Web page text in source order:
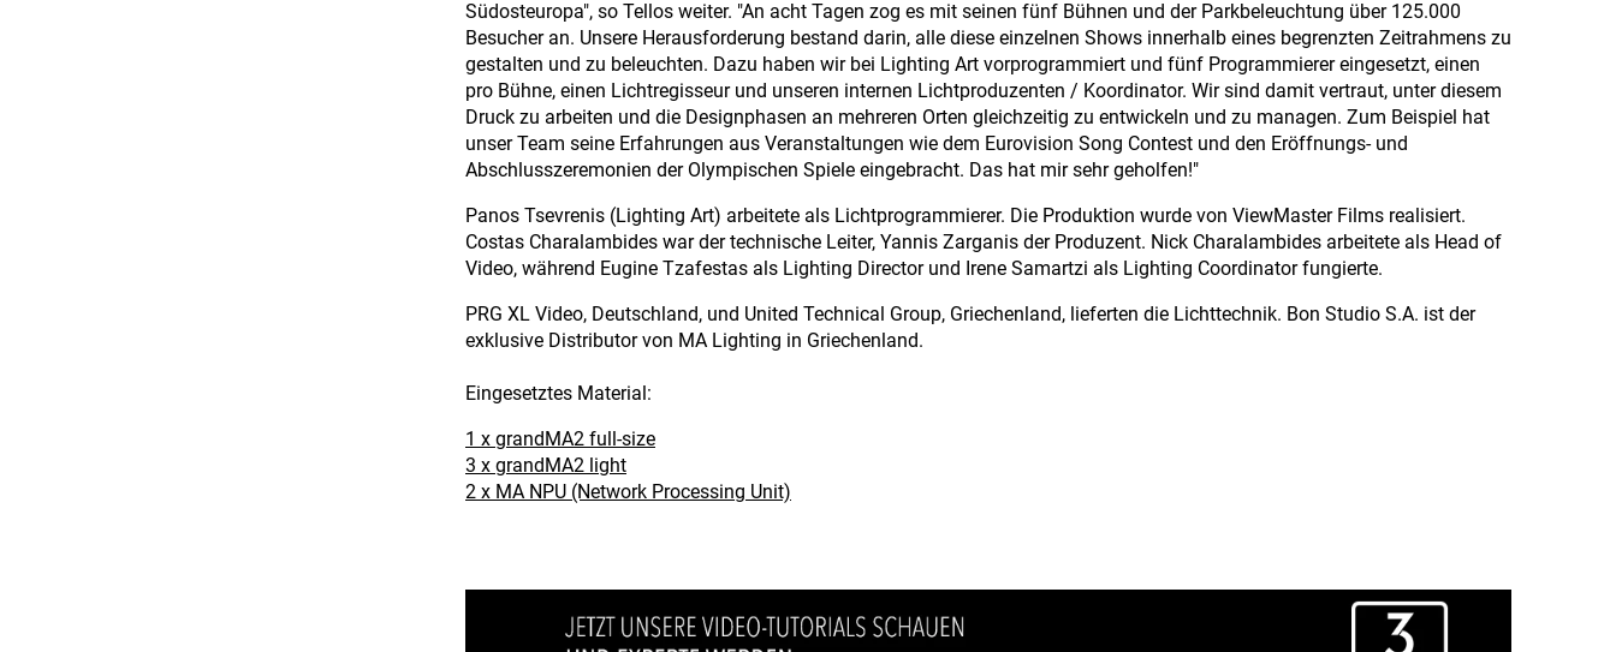
Südosteuropa", so Tellos weiter. "An acht Tagen zog es mit seinen fünf Bühnen und der Parkbeleuchtung über 125.000
Besucher an. Unsere Herausforderung bestand darin, alle diese einzelnen Shows innerhalb eines begrenzten Zeitrahmens zu
gestalten und zu beleuchten. Dazu haben wir bei Lighting Art vorprogrammiert und fünf Programmierer eingesetzt, einen
pro Bühne, einen Lichtregisseur und unseren internen Lichtproduzenten / Koordinator. Wir sind damit vertraut, unter diesem
Druck zu arbeiten und die Designphasen an mehreren Orten gleichzeitig zu entwickeln und zu managen. Zum Beispiel hat
unser Team seine Erfahrungen aus Veranstaltungen wie dem Eurovision Song Contest und den Eröffnungs- und
Abschlusszeremonien der Olympischen Spiele eingebracht. Das hat mir sehr geholfen!"
Panos Tsevrenis (Lighting Art) arbeitete als Lichtprogrammierer. Die Produktion wurde von ViewMaster Films realisiert.
Costas Charalambides war der technische Leiter, Yannis Zarganis der Produzent. Nick Charalambides arbeitete als Head of
Video, während Eugine Tzafestas als Lighting Director und Irene Samartzi als Lighting Coordinator fungierte.
PRG XL Video, Deutschland, und United Technical Group, Griechenland, lieferten die Lichttechnik. Bon Studio S.A. ist der
exklusive Distributor von MA Lighting in Griechenland.
Eingesetztes Material:
1 x grandMA2 full-size
3 x grandMA2 light
2 x MA NPU (Network Processing Unit)